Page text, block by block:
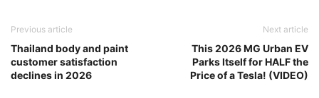
Previous article
Thailand body and paint
customer satisfaction
declines in 2026
Next article
This 2026 MG Urban EV
Parks Itself for HALF the
Price of a Tesla! (VIDEO)